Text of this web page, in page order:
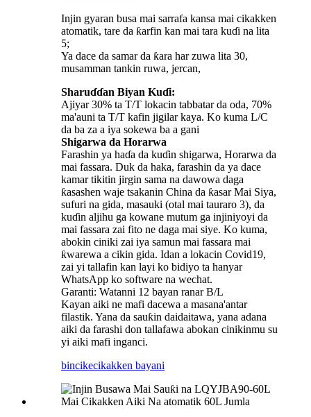
Injin gyaran busa mai sarrafa kansa mai cikakken
atomatik, tare da ƙarfin kan mai tara kuɗi na lita
5;
Ya dace da samar da ƙara har zuwa lita 30,
musamman tankin ruwa, jercan,
Sharuɗɗan Biyan Kuɗi:
Ajiyar 30% ta T/T lokacin tabbatar da oda, 70%
ma'auni ta T/T kafin jigilar kaya. Ko kuma L/C
da ba za a iya sokewa ba a gani
Shigarwa da Horarwa
Farashin ya haɗa da kuɗin shigarwa, Horarwa da
mai fassara. Duk da haka, farashin da ya dace
kamar tikitin jirgin sama na dawowa daga
ƙasashen waje tsakanin China da ƙasar Mai Siya,
sufuri na gida, masauki (otal mai tauraro 3), da
kuɗin aljihu ga kowane mutum ga injiniyoyi da
mai fassara zai fito ne daga mai siye. Ko kuma,
abokin ciniki zai iya samun mai fassara mai
ƙwarewa a cikin gida. Idan a lokacin Covid19,
zai yi tallafin kan layi ko bidiyo ta hanyar
WhatsApp ko software na wechat.
Garanti: Watanni 12 bayan ranar B/L
Kayan aiki ne mafi dacewa a masana'antar
filastik. Yana da sauƙin daidaitawa, yana adana
aiki da farashi don tallafawa abokan cinikinmu su
yi aiki mafi inganci.
bincikecikakken bayani